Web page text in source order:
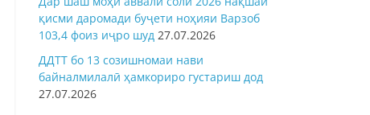
қисми даромади буҷети ноҳияи Варзоб
103,4 фоиз иҷро шуд 27.07.2026
ДДТТ бо 13 созишномаи нави
байналмилалӣ ҳамкориро густариш дод
27.07.2026